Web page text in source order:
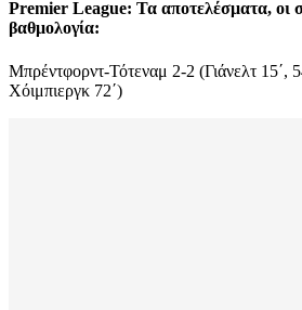
Premier League: Τα αποτελέσματα, οι
βαθμολογία:
Μπρέντφορντ-Τότεναμ 2-2 (Γιάνελτ 15΄,
Χόιμπιεργκ 72΄)